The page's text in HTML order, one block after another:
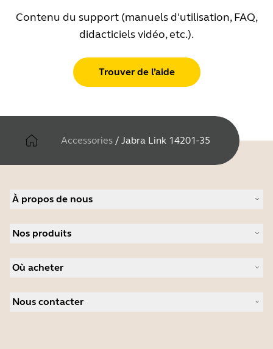
Contenu du support (manuels d'utilisation, FAQ,
didacticiels vidéo, etc.).
Trouver de l’aide
Accessories / Jabra Link 14201-35
À propos de nous
Carrières
Actualité et communiqués de presse
Études de cas
Nos produits
Speakerphones
Caméras personnelles
Logiciels
Où acheter
Nous contacter